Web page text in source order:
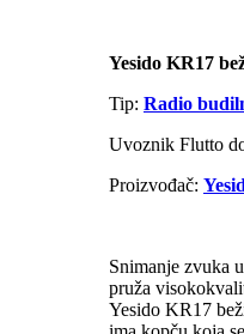
Yesido KR17
Tip: Radio
Uvoznik Flutto
Proizvođač:
Snimanje zvuka
pruža
Yesido KR17